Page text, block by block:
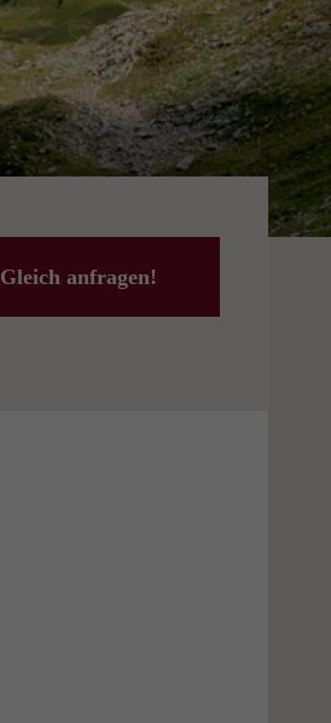
Gleich anfragen!